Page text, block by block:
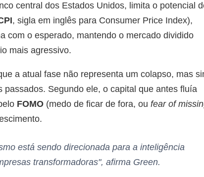
central dos Estados Unidos, limita o potencial
, sigla em inglês para Consumer Price Index),
com o esperado, mantendo o mercado dividido
mais agressivo.
a atual fase não representa um colapso, mas
Segundo ele, o capital que antes fluía
FOMO (medo de ficar de fora, ou fear of
está sendo direcionada para a inteligência
transformadoras", afirma Green.